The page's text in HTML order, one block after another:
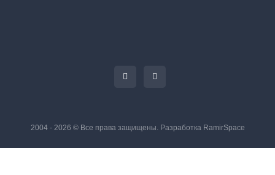
2004 - 2026 © Все права защищены. Разработка RamirSpace